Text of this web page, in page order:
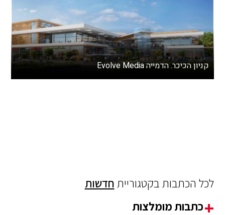
קניון הכיכר. הדמייה Evolve Media
לכל הכתבות בקטגוריית חדשות
כתבות מומלצות